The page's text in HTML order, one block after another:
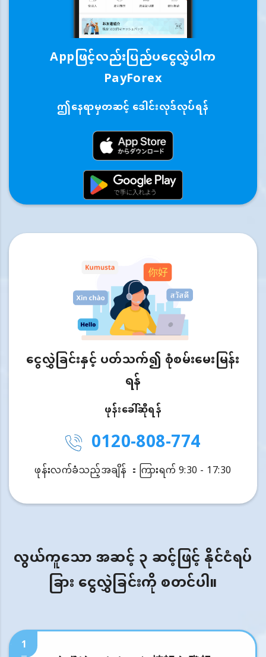
Appဖြင့်လည်းပြည်ပငွေလွှဲပါက
PayForex
ဤနေရာမှတဆင့် ဒေါင်းလုဒ်လုပ်ရန်
ငွေလွှဲခြင်းနှင့် ပတ်သက်၍ စုံစမ်းမေးမြန်း
ရန်
ဖုန်းခေါ်ဆိုရန်
0120-808-774
ဖုန်းလက်ခံသည့်အချိန် ：ကြားရက် 9:30 - 17:30
လွယ်ကူသော အဆင့် ၃ ဆင့်ဖြင့် နိုင်ငံရပ်
ခြား ငွေလွှဲခြင်းကို စတင်ပါ။
1